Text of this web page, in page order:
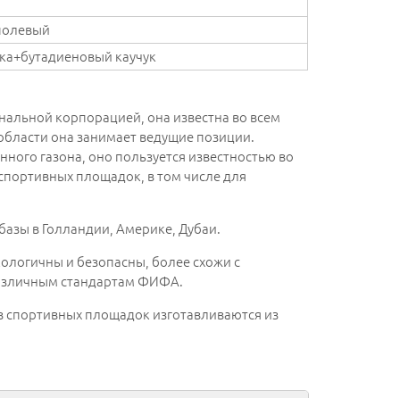
каучук
корпорацией, она известна во всем
она занимает ведущие позиции.
газона, оно пользуется известностью во
площадок, в том числе для
в Голландии, Америке, Дубаи.
и безопасны, более схожи с
стандартам ФИФА.
спортивных площадок изготавливаются из